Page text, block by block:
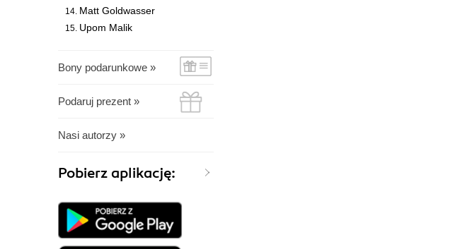
Matt Goldwasser
Upom Malik
Bony podarunkowe »
Podaruj prezent »
Nasi autorzy »
Pobierz aplikację: